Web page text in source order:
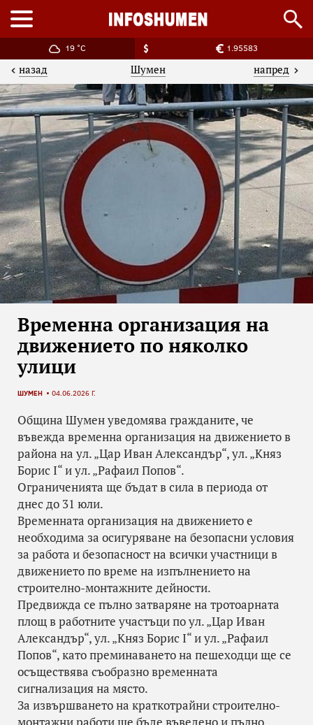
19 °C 1.95583
назад Шумен напред
Временна организация на
движението по няколко
улици
ШУМЕН 04.06.2026 Г.
Община Шумен уведомява гражданите, че
въвежда временна организация на движението в
района на ул. „Цар Иван Александър“, ул. „Княз
Борис I“ и ул. „Рафаил Попов“.
Ограниченията ще бъдат в сила в периода от
днес до 31 юли.
Временната организация на движението е
необходима за осигуряване на безопасни условия
за работа и безопасност на всички участници в
движението по време на изпълнението на
строително-монтажните дейности.
Предвижда се пълно затваряне на тротоарната
площ в работните участъци по ул. „Цар Иван
Александър“, ул. „Княз Борис I“ и ул. „Рафаил
Попов“, като преминаването на пешеходци ще се
осъществява съобразно временната
сигнализация на място.
За извършването на краткотрайни строително-
монтажни работи ще бъде въведено и пълно